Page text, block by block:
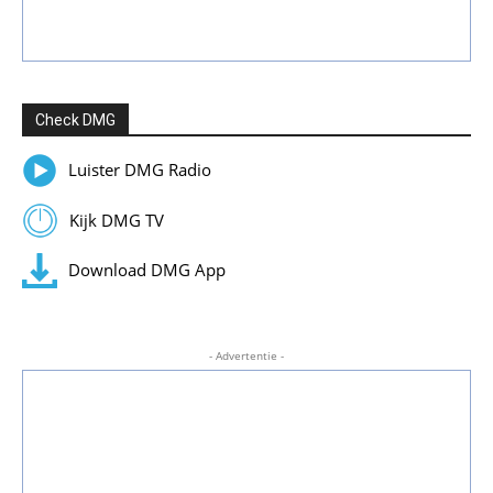
Check DMG
Luister DMG Radio
Kijk DMG TV
Download DMG App
- Advertentie -